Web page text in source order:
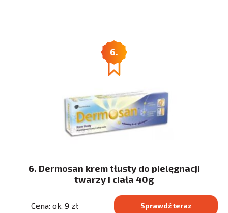
6.
6. Dermosan krem tłusty do pielęgnacji
twarzy i ciała 40g
Cena: ok. 9 zł Sprawdź teraz